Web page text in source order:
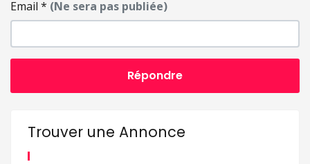
Email * (Ne sera pas publiée)
Répondre
Trouver une Annonce